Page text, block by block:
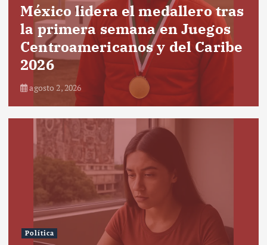
México lidera el medallero tras
la primera semana en Juegos
Centroamericanos y del Caribe
2026
agosto 2, 2026
Política